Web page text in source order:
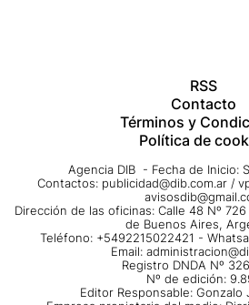
RSS
Contacto
Términos y
Política de
Agencia DIB - Fecha de Inicio:
Contactos: publicidad@dib.com.ar /
Dirección de las oficinas: Calle 48 Nº
de Buenos Aires,
Teléfono: +5492215022421 -
Email:
Registro DNDA Nº
Nº de edición:
Editor Responsable: Gonzalo